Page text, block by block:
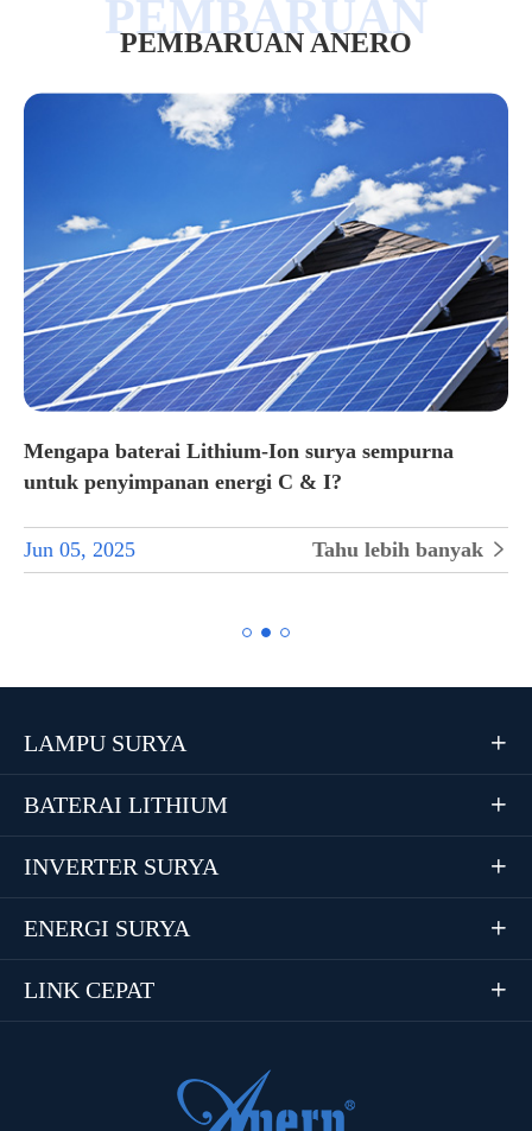
PEMBARUAN ANERO
Mengapa baterai Lithium-Ion surya sempurna
untuk penyimpanan energi C & I?
Jun 05, 2025 Tahu lebih banyak 
LAMPU SURYA 
BATERAI LITHIUM 
INVERTER SURYA 
ENERGI SURYA 
LINK CEPAT 